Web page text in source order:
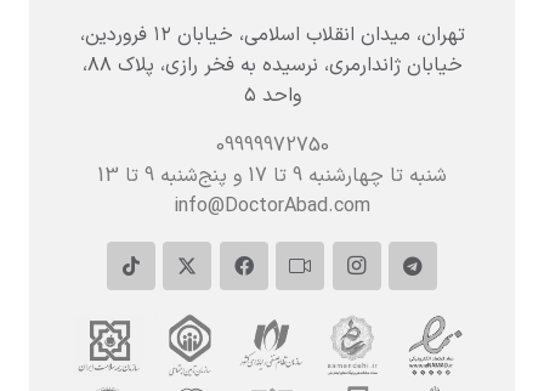
تهران، میدان انقلاب اسلامی، خیابان ۱۲ فروردین،
خیابان ژاندارمری، نرسیده به فخر رازی، پلاک ۸۸،
واحد ۵
09999972750
شنبه تا چهارشنبه 9 تا 17 و پنج‌شنبه‌ 9 تا 13
info@DoctorAbad.com